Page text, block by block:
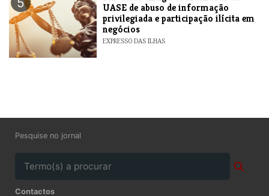
UASE de abuso de informação
privilegiada e participação ilícita em
negócios
EXPRESSO DAS ILHAS
Pesquise no jornal
Contactos